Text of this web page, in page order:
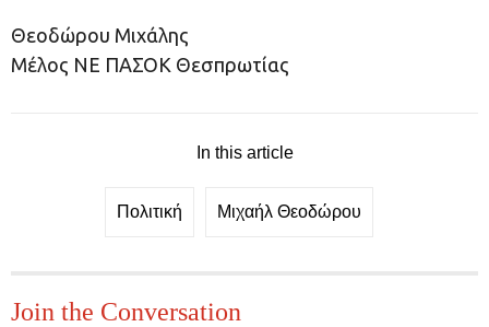
Θεοδώρου Μιχάλης
Μέλος ΝΕ ΠΑΣΟΚ Θεσπρωτίας
In this article
Πολιτική Μιχαήλ Θεοδώρου
Join the Conversation